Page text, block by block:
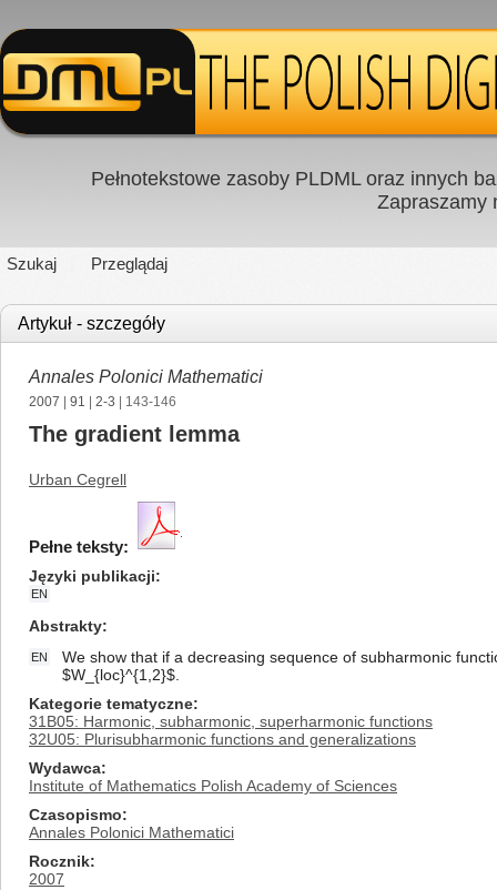
Pełnotekstowe zasoby PLDML oraz innych
Zapraszamy
Szukaj Przeglądaj
Artykuł - szczegóły
Annales Polonici Mathematici
2007 91 2-3 | 143-146
The gradient lemma
Urban Cegrell
Pełne teksty:
Języki publikacji
EN
Abstrakty
EN
We show that if a decreasing sequence of subharmonic
$W_{loc}^{1,2}$.
Kategorie tematyczne
31B05: Harmonic, subharmonic, superharmonic functions
32U05: Plurisubharmonic functions and generalizations
Wydawca
Institute of Mathematics Polish Academy of Sciences
Czasopismo
Annales Polonici Mathematici
Rocznik
2007